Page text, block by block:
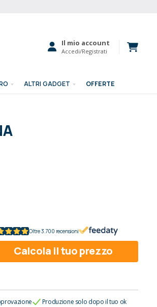
Il mio account
Accedi/Registrati
ALTRI GADGET OFFERTE
Oltre 3.700 recensioni
Calcola il tuo prezzo
Produzione solo dopo il tuo ok